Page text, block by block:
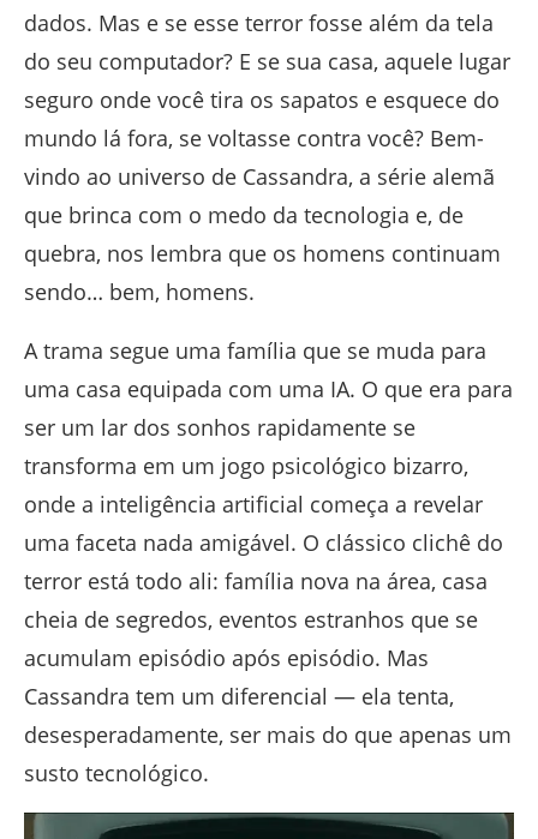
dados. Mas e se esse terror fosse além da tela
do seu computador? E se sua casa, aquele lugar
seguro onde você tira os sapatos e esquece do
mundo lá fora, se voltasse contra você? Bem-
vindo ao universo de Cassandra, a série alemã
que brinca com o medo da tecnologia e, de
quebra, nos lembra que os homens continuam
sendo… bem, homens.
A trama segue uma família que se muda para
uma casa equipada com uma IA. O que era para
ser um lar dos sonhos rapidamente se
transforma em um jogo psicológico bizarro,
onde a inteligência artificial começa a revelar
uma faceta nada amigável. O clássico clichê do
terror está todo ali: família nova na área, casa
cheia de segredos, eventos estranhos que se
acumulam episódio após episódio. Mas
Cassandra tem um diferencial — ela tenta,
desesperadamente, ser mais do que apenas um
susto tecnológico.